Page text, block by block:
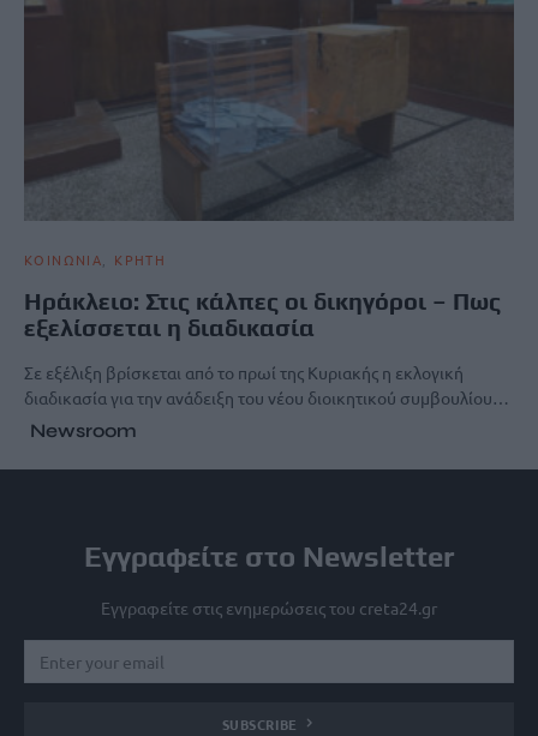
ΚΟΙΝΩΝΙΑ ΚΡΗΤΗ
Hράκλειο: Στις κάλπες οι δικηγόροι – Πως
εξελίσσεται η διαδικασία
Σε εξέλιξη βρίσκεται από το πρωί της Κυριακής η εκλογική
διαδικασία για την ανάδειξη του νέου διοικητικού συμβουλίου…
Newsroom
Εγγραφείτε στο Newsletter
Εγγραφείτε στις ενημερώσεις του creta24.gr
SUBSCRIBE